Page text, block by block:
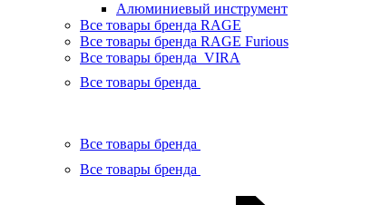
Алюминиевый инструмент
Все товары бренда RAGE
Все товары бренда RAGE Furious
Все товары бренда VIRA
Все товары бренда
Все товары бренда
Все товары бренда